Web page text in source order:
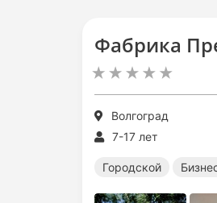
Фабрика
Волгоград
7-17 лет
Городской